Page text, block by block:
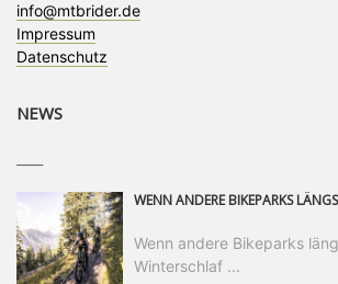
info@mtbrider.de
Impressum
Datenschutz
NEWS
Wenn andere Bikeparks
Winterschlaf ...